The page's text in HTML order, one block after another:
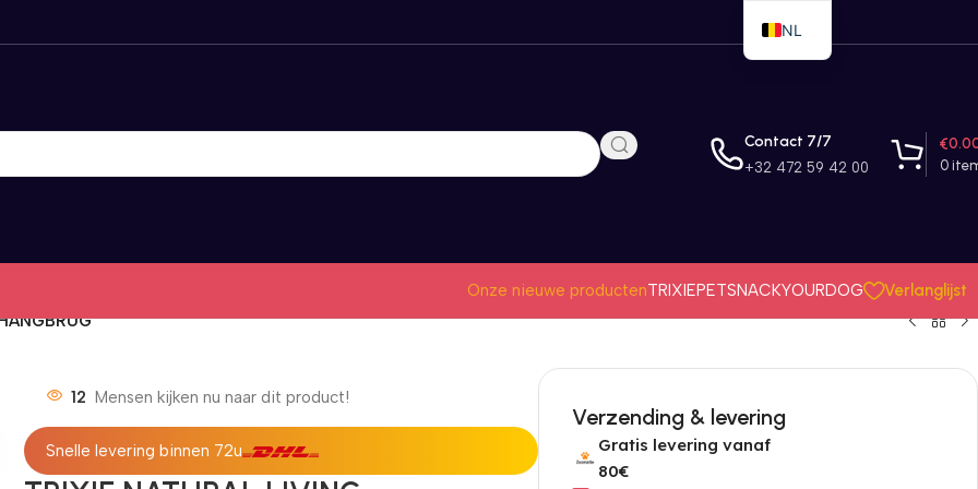
Contact 7/7
+32 472 59 42 00 0
€
Onze nieuwe productenTRIXIEPETSNACKYOURDOG
Verlanglijst
12 Mensen kijken nu naar dit product!
Snelle levering binnen 72u
Verzending & levering
Gratis levering vanaf
80€
NL
EN